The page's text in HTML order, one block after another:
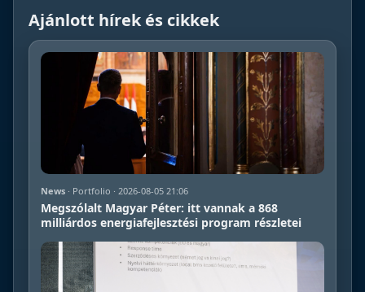
Ajánlott hírek és cikkek
News · Portfolio · 2026-08-05 21:06
Megszólalt Magyar Péter: itt vannak a 868
milliárdos energiafejlesztési program részletei